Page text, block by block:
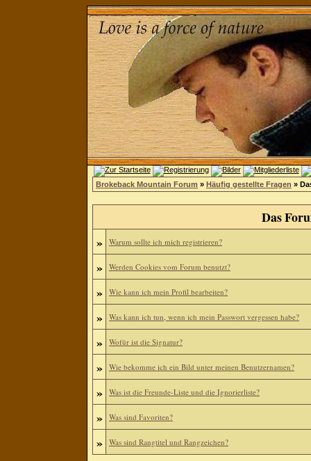
Brokeback Mountain Forum » Häufig gestellte Fragen »
Das
» Warum sollte ich mich registrieren?
» Werden Cookies vom Forum benutzt?
» Wie kann ich mein Profil bearbeiten?
» Was kann ich tun, wenn ich mein Passwort vergessen habe?
» Wofür ist die Signatur?
» Wie bekomme ich ein Bild unter meinen Benutzernamen?
» Was ist die Freunde-Liste und die Ignorierliste?
» Was sind Favoriten?
» Was sind Rangtitel und Rangzeichen?